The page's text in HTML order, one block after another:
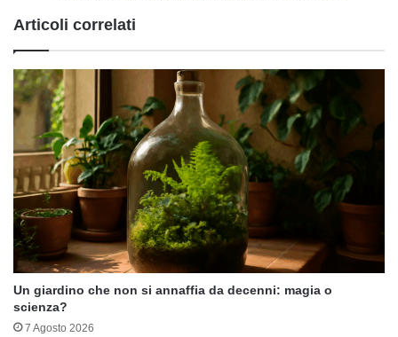
Articoli correlati
Un giardino che non si annaffia da decenni: magia o
scienza?
7 Agosto 2026